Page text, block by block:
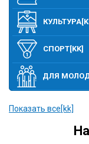
СПОРТ[KK]
ДЛЯ
ЭТО
Показать все[kk]